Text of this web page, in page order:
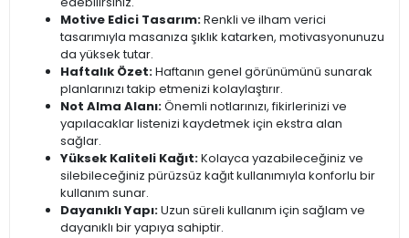
Motive Edici Tasarım:Renkli ve ilham verici
tasarımıyla masanıza şıklık katarken, motivasyonunuzu
da yüksek tutar.
Haftalık Özet:Haftanın genel görünümünü sunarak
planlarınızı takip etmenizi kolaylaştırır.
Not Alma Alanı:Önemli notlarınızı, fikirlerinizi ve
yapılacaklar listenizi kaydetmek için ekstra alan
sağlar.
Yüksek Kaliteli Kağıt:Kolayca yazabileceğiniz ve
silebileceğiniz pürüzsüz kağıt kullanımıyla konforlu bir
kullanım sunar.
Dayanıklı Yapı:Uzun süreli kullanım için sağlam ve
dayanıklı bir yapıya sahiptir.